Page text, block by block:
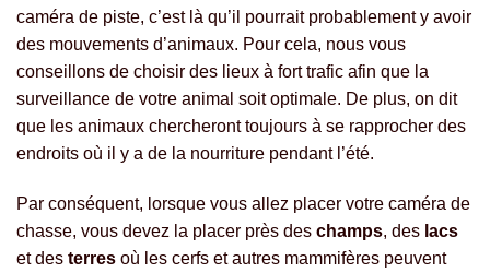
caméra de piste, c’est là qu’il pourrait probablement y avoir
des mouvements d’animaux. Pour cela, nous vous
conseillons de choisir des lieux à fort trafic afin que la
surveillance de votre animal soit optimale. De plus, on dit
que les animaux chercheront toujours à se rapprocher des
endroits où il y a de la nourriture pendant l’été.
Par conséquent, lorsque vous allez placer votre caméra de
chasse, vous devez la placer près des champs, des lacs
et des terres où les cerfs et autres mammifères peuvent